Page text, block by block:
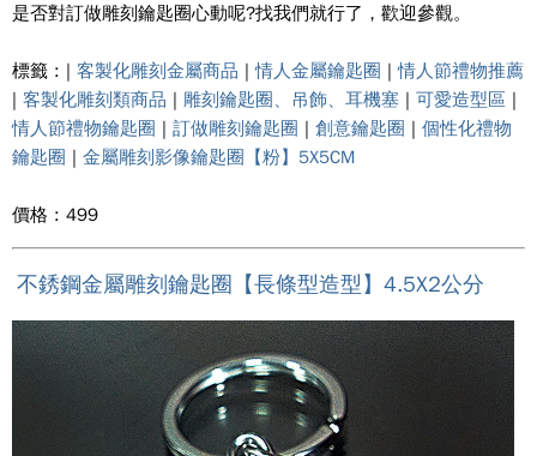
是否對訂做雕刻鑰匙圈心動呢?找我們就行了，歡迎參觀。
標籤 : | 客製化雕刻金屬商品 |情人金屬鑰匙圈 |情人節禮物推薦
| 客製化雕刻類商品 | 雕刻鑰匙圈、吊飾、耳機塞 | 可愛造型區 |
情人節禮物鑰匙圈 | 訂做雕刻鑰匙圈 | 創意鑰匙圈 | 個性化禮物
鑰匙圈 | 金屬雕刻影像鑰匙圈【粉】5X5CM
價格 : 499
不銹鋼金屬雕刻鑰匙圈【長條型造型】4.5X2公分